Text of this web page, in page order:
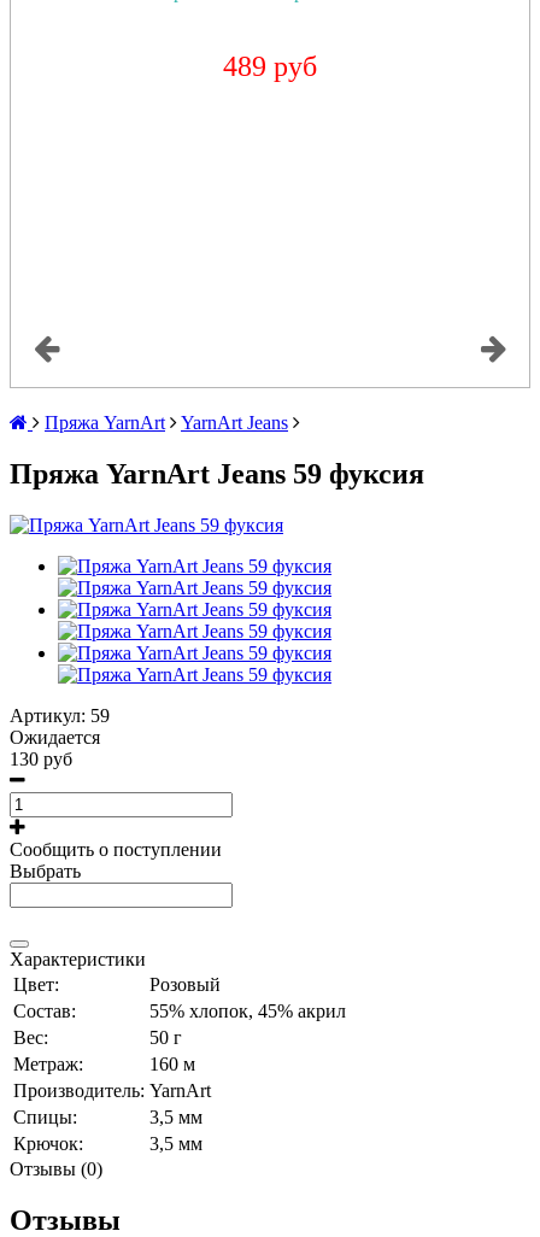
489 руб
Пряжа YarnArt YarnArt Jeans
Пряжа YarnArt Jeans 59 фуксия
Артикул: 59
Ожидается
130 руб
Сообщить о поступлении
Выбрать
Характеристики
Цвет:
Розовый
Состав:
55% хлопок, 45% акрил
Вес:
50 г
Метраж:
160 м
Производитель: YarnArt
Спицы:
3,5 мм
Крючок:
3,5 мм
Отзывы (0)
Отзывы